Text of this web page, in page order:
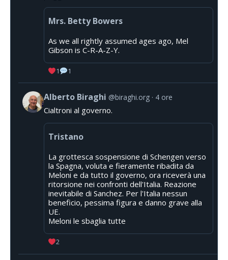
Mrs. Betty Bowers
As we all rightly assumed ages ago, Mel
Gibson is C-R-A-Z-Y.
1 1
Alberto Biraghi @biraghi.org 4 ore
Cialtroni al governo.
Tristano
La grottesca sospensione di Schengen verso
la Spagna, voluta e fieramente ribadita da
Meloni e da tutto il governo, ora riceverà una
ritorsione nei confronti dell'Italia. Reazione
inevitabile di Sanchez. Per l'Italia nessun
beneficio, pessima figura e danno grave alla
UE.
Meloni le sbaglia tutte
2